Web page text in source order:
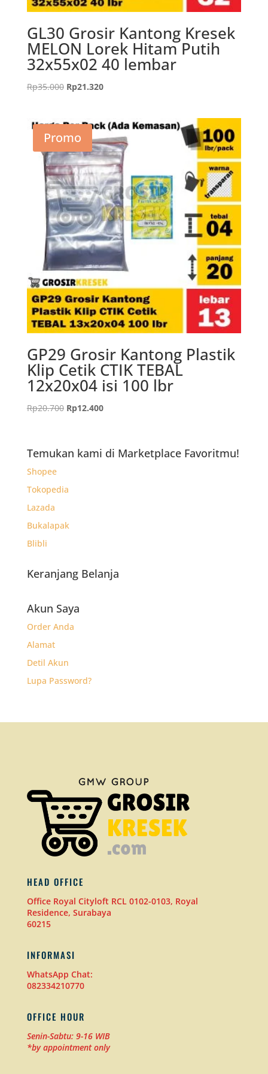
GL30 Grosir Kantong Kresek
MELON Lorek Hitam Putih
32x55x02 40 lembar
Rp35.000 Harga
Rp35.000.
Rp21.320Harga
adalah:
Rp21.320.
Promo
GP29 Grosir Kantong Plastik
Klip Cetik CTIK TEBAL
12x20x04 isi 100 lbr
Rp20.700 Harga
Rp20.700.
Rp12.400Harga
adalah:
Temukan kami di Marketplace Favoritmu!
Shopee
Tokopedia
Lazada
Bukalapak
Blibli
Keranjang Belanja
Akun Saya
Order Anda
Alamat
Detil Akun
Lupa Password?
HEAD OFFICE
Office Royal Cityloft RCL 0102-0103, Royal
Residence, Surabaya
60215
INFORMASI
WhatsApp Chat:
082334210770
OFFICE HOUR
Senin-Sabtu: 9-16 WIB
*by appointment only